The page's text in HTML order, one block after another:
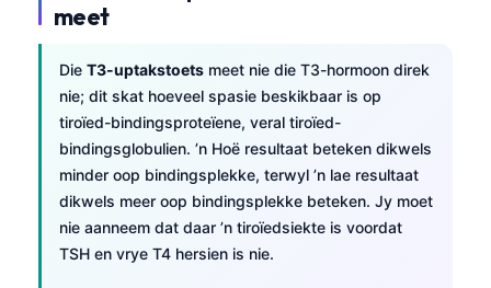
meet
Die T3-uptakstoets meet nie die T3-hormoon direk
nie; dit skat hoeveel spasie beskikbaar is op
tiroïed-bindingsproteïene, veral tiroïed-
bindingsglobulien. ’n Hoë resultaat beteken dikwels
minder oop bindingsplekke, terwyl ’n lae resultaat
dikwels meer oop bindingsplekke beteken. Jy moet
nie aanneem dat daar ’n tiroïedsiekte is voordat
TSH en vrye T4 hersien is nie.